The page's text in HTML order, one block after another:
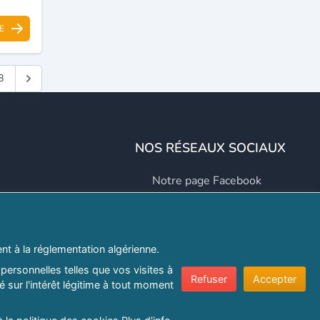
NOS RÉSEAUX SOCIAUX
Notre page Facebook
Notre page Twitter
à la réglementation algérienne.
telles que vos visites à
sur l'intérêt légitime à tout moment
Refuser Accepter